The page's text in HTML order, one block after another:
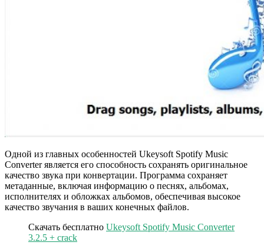
Одной из главных особенностей Ukeysoft Spotify Music
Converter является его способность сохранять оригинальное
качество звука при конвертации. Программа сохраняет
метаданные, включая информацию о песнях, альбомах,
исполнителях и обложках альбомов, обеспечивая высокое
качество звучания в ваших конечных файлов.
Скачать бесплатно Ukeysoft Spotify Music Converter
3.2.5 + crack